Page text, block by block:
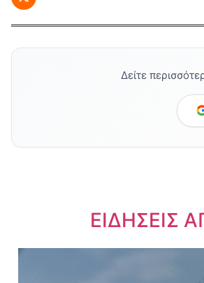
Δείτε
ΕΙΔΗΣΕΙΣ
Dnews.gr